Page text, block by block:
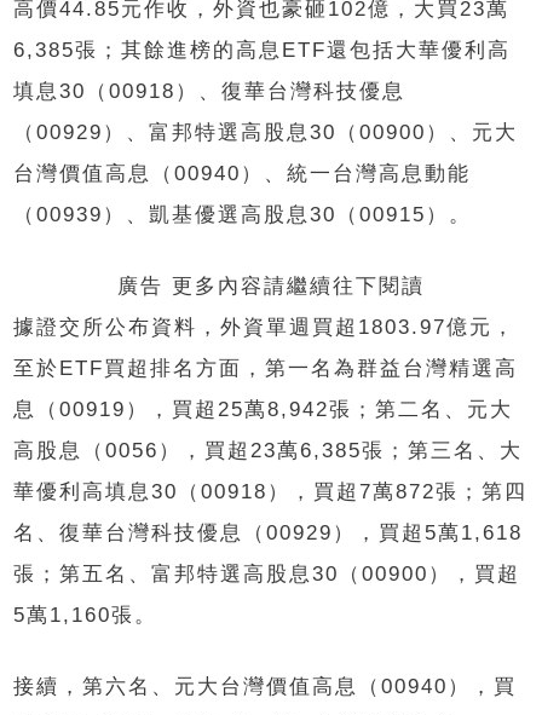
高價44.85元作收，外資也豪砸102億，大買23萬
6,385張；其餘進榜的高息ETF還包括大華優利高
填息30（00918）、復華台灣科技優息
（00929）、富邦特選高股息30（00900）、元大
台灣價值高息（00940）、統一台灣高息動能
（00939）、凱基優選高股息30（00915）。
廣告 更多內容請繼續往下閱讀
據證交所公布資料，外資單週買超1803.97億元，
至於ETF買超排名方面，第一名為群益台灣精選高
息（00919），買超25萬8,942張；第二名、元大
高股息（0056），買超23萬6,385張；第三名、大
華優利高填息30（00918），買超7萬872張；第四
名、復華台灣科技優息（00929），買超5萬1,618
張；第五名、富邦特選高股息30（00900），買超
5萬1,160張。
接續，第六名、元大台灣價值高息（00940），買